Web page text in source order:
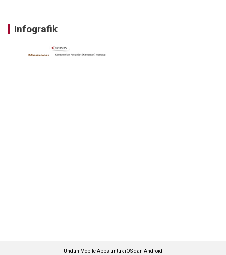
Infografik
Unduh Mobile Apps untuk iOS dan Android